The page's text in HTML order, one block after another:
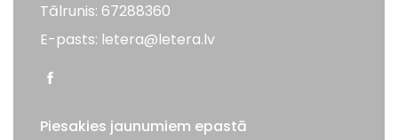
Tālrunis: 67288360
E-pasts: letera@letera.lv
Piesakies jaunumiem epastā